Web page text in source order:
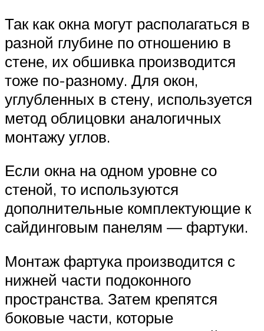
Так как окна могут располагаться в
разной глубине по отношению в
стене, их обшивка производится
тоже по-разному. Для окон,
углубленных в стену, используется
метод облицовки аналогичных
монтажу углов.
Если окна на одном уровне со
стеной, то используются
дополнительные комплектующие к
сайдинговым панелям — фартуки.
Монтаж фартука производится с
нижней части подоконного
пространства. Затем крепятся
боковые части, которые